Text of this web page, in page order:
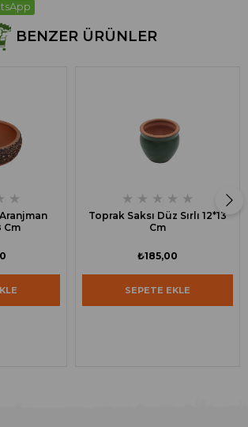
BENZER ÜRÜNLER
★
Cm
★ ★ ★ ★ ★
Toprak Saksı Düz Sırlı 12*13
Cm
₺185,00
SEPETE EKLE